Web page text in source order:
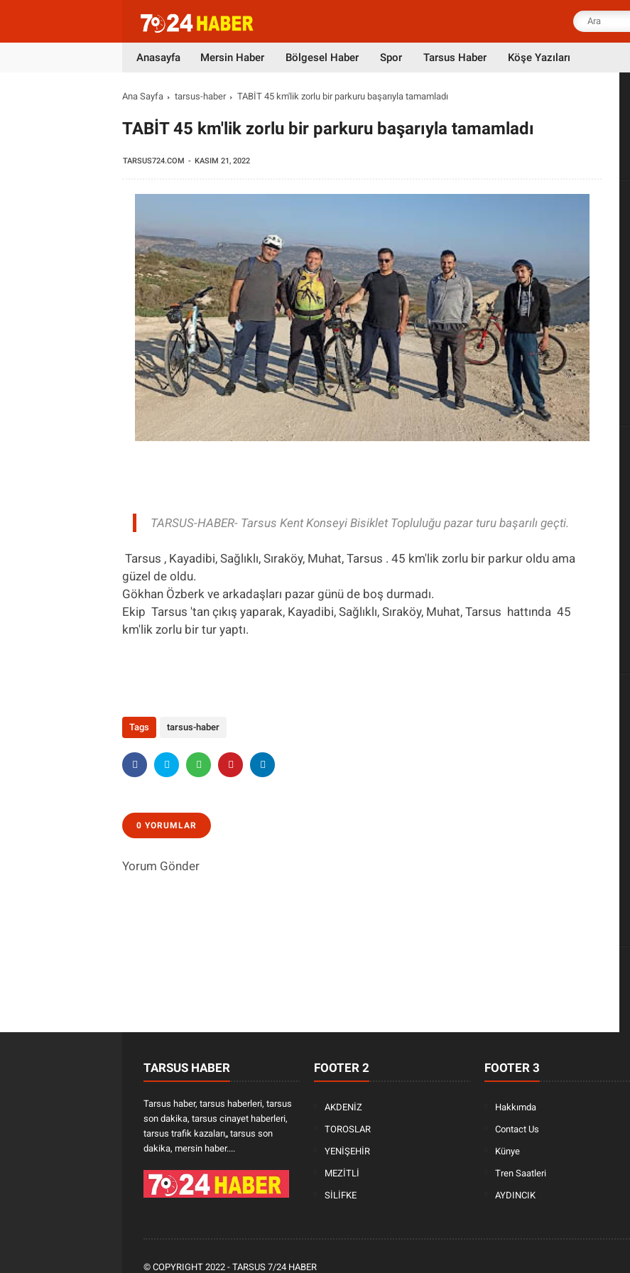
Anasayfa Mersin Haber Bölgesel Haber Spor Tarsus Haber Köşe Yazıları
Ana Sayfa tarsus-haber TABİT 45 km'lik zorlu bir parkuru başarıyla tamamladı
TABİT 45 km'lik zorlu bir parkuru başarıyla tamamladı
TARSUS724.COM KASIM 21, 2022
TARSUS-HABER- Tarsus Kent Konseyi Bisiklet Topluluğu pazar turu başarılı geçti.
Tarsus , Kayadibi, Sağlıklı, Sıraköy, Muhat, Tarsus . 45 km'lik zorlu bir parkur oldu ama
güzel de oldu.
Gökhan Özberk ve arkadaşları pazar günü de boş durmadı.
Ekip Tarsus 'tan çıkış yaparak, Kayadibi, Sağlıklı, Sıraköy, Muhat, Tarsus hattında 45
km'lik zorlu bir tur yaptı.
Tags tarsus-haber
0 YORUMLAR
Yorum Gönder
TARSUS HABER
Tarsus haber, tarsus haberleri, tarsus
son dakika, tarsus cinayet haberleri,
tarsus trafik kazaları„ tarsus son
dakika, mersin haber....
FOOTER 2
AKDENİZ
TOROSLAR
YENİŞEHİR
MEZİTLİ
SİLİFKE
FOOTER 3
Hakkımda
Contact Us
Künye
Tren Saatleri
AYDINCIK
© COPYRIGHT 2022 - TARSUS 7/24 HABER